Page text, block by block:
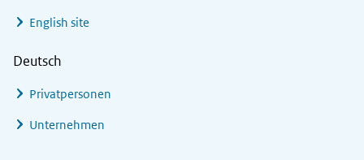
English site
Deutsch
Privatpersonen
Unternehmen